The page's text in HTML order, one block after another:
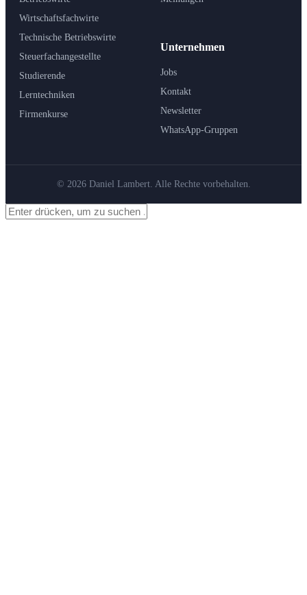
Wirtschaftsfachwirte
Technische Betriebswirte
Steuerfachangestellte
Studierende
Lerntechniken
Firmenkurse
Unternehmen
Jobs
Kontakt
Newsletter
WhatsApp-Gruppen
© 2026 Daniel Lambert. Alle Rechte vorbehalten.